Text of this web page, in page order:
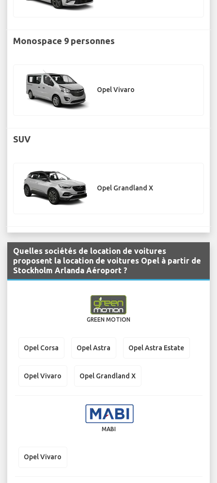
Monospace 9 personnes
Opel Vivaro
SUV
Opel Grandland X
Quelles sociétés de location de voitures
proposent la location de voitures Opel à partir de
Stockholm Arlanda Aéroport ?
GREEN MOTION
Opel Corsa Opel Astra Opel Astra Estate
Opel Vivaro Opel Grandland X
MABI
Opel Vivaro